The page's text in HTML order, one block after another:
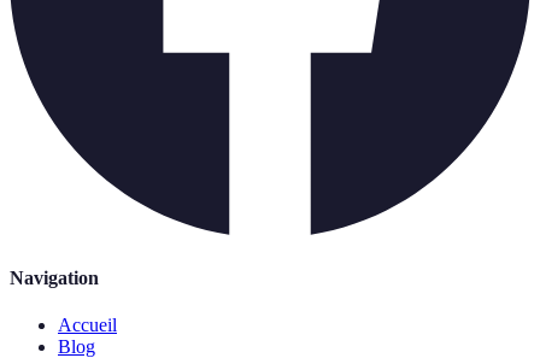
Navigation
Accueil
Blog